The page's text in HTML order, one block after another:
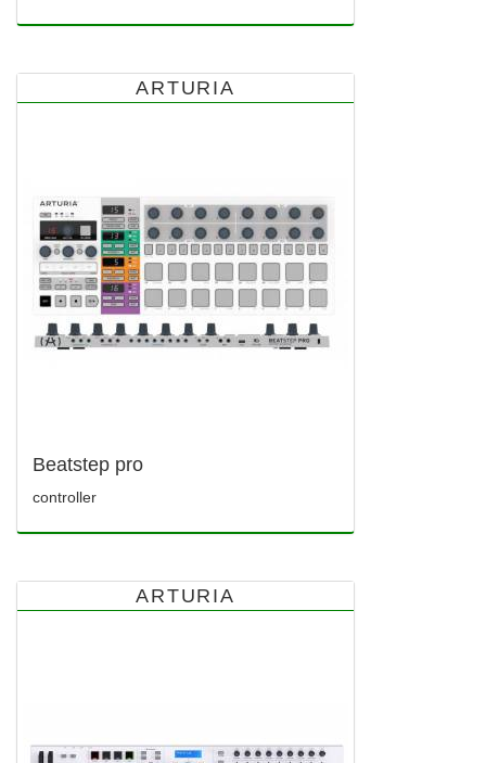
ARTURIA
Beatstep pro
controller
ARTURIA